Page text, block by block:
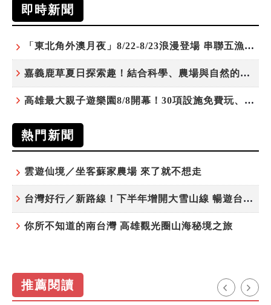
即時新聞
「東北角外澳月夜」8/22-8/23浪漫登場 串聯五漁村、音樂、市集、火舞與慢旅共度夏夜
嘉義鹿草夏日探索趣！結合科學、農場與自然的親子小旅行
高雄最大親子遊樂園8/8開幕！30項設施免費玩、YOYO家族嗨翻暑假
熱門新聞
雲遊仙境／坐客蘇家農場 來了就不想走
台灣好行／新路線！下半年增開大雪山線 暢遊台中更便利
你所不知道的南台灣 高雄觀光圈山海秘境之旅
推薦閱讀